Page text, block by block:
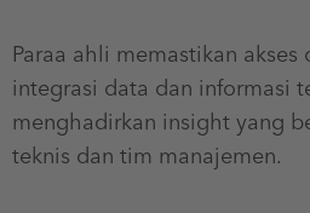
Paraa ahli memastikan
integrasi data dan informasi
menghadirkan insight yang
teknis dan tim manajemen.